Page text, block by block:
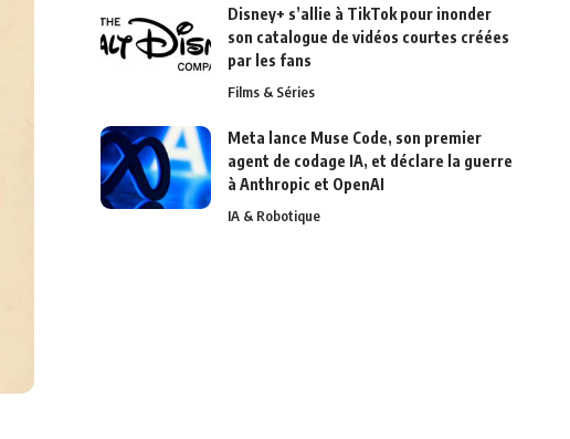
Disney+ s’allie à TikTok pour inonder
son catalogue de vidéos courtes créées
par les fans
Films & Séries
Meta lance Muse Code, son premier
agent de codage IA, et déclare la guerre
à Anthropic et OpenAI
IA & Robotique